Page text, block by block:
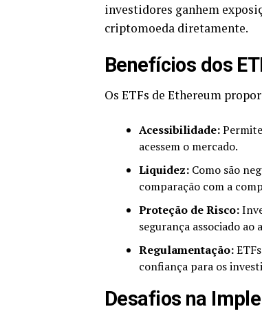
investidores ganhem
criptomoeda diretamente.
Benefícios dos
Os ETFs de Ethereum
Acessibilidade:
acessem o mercado.
Liquidez: Como são
comparação com a
Proteção de Risco:
segurança associado
Regulamentação:
confiança para os
Desafios na